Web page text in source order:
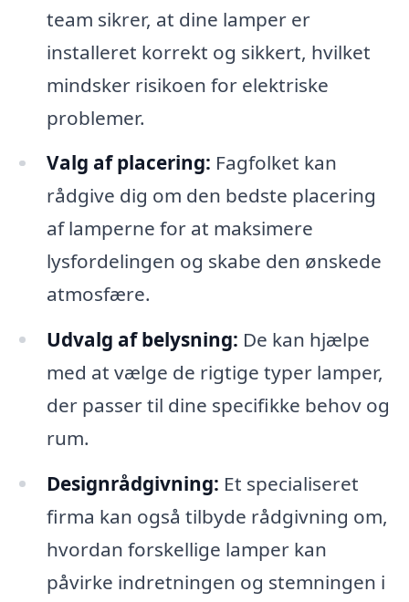
team sikrer, at dine lamper er
installeret korrekt og sikkert, hvilket
mindsker risikoen for elektriske
problemer.
Valg af placering: Fagfolket kan
rådgive dig om den bedste placering
af lamperne for at maksimere
lysfordelingen og skabe den ønskede
atmosfære.
Udvalg af belysning: De kan hjælpe
med at vælge de rigtige typer lamper,
der passer til dine specifikke behov og
rum.
Designrådgivning: Et specialiseret
firma kan også tilbyde rådgivning om,
hvordan forskellige lamper kan
påvirke indretningen og stemningen i